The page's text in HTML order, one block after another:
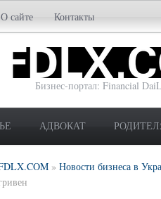
О сайте Контакты
Бизнес-портал: Financial
АДВОКАТ
» Новости бизнеса в